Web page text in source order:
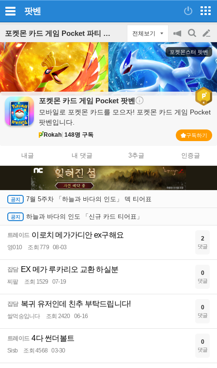
팟벤
포켓몬 카드 게임 Pocket 파티 인벤 전체보기
공
지
on/off
검
색
글
쓰
기
포켓몬스터 팟벤
포켓몬 카드 게임 Pocket 팟벤
Rokah 148명 구독
모바일로 포켓몬 카드를 모으자! 포켓몬 카드 게임 Pocket
팟벤입니다.
구독하기
내글 내 댓글 3추글 인증글
7월 5주차 「하늘과 바다의 인도」 덱 티어표
하늘과 바다의 인도 「신규 카드 티어표」
트레이드 이로치 메가가디안 ex구해요
영010 조회 779 08-03
2
댓글
잡담 EX 메가 루카리오 교환 하실분
찌팔 조회 1529 07-19
0
댓글
잡담 복귀 유저인데 친추 부탁드립니다!
쌀먹숭입니다 조회 2420 06-16
0
댓글
트레이드 4다 썬더볼트
Sisb 조회 4568 03-30
0
댓글